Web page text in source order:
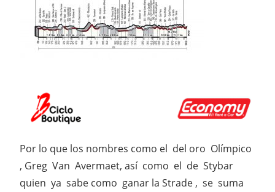
Por lo que los nombres como el del oro Olímpico
, Greg Van Avermaet, así como el de Stybar
quien ya sabe como ganar la Strade , se suma